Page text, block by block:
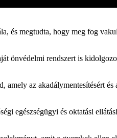
és megtudta, hogy meg fog
önvédelmi rendszert is
az akadálymentesítésért
egészségügyi és oktatási